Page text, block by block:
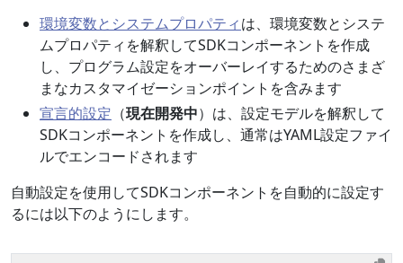
環境変数とシステムプロパティは、環境変数とシステ
ムプロパティを解釈してSDKコンポーネントを作成
し、プログラム設定をオーバーレイするためのさまざ
まなカスタマイゼーションポイントを含みます
宣言的設定 （現在開発中）は、設定モデルを解釈して
SDKコンポーネントを作成し、通常はYAML設定ファイ
ルでエンコードされます
自動設定を使用してSDKコンポーネントを自動的に設定す
るには以下のようにします。